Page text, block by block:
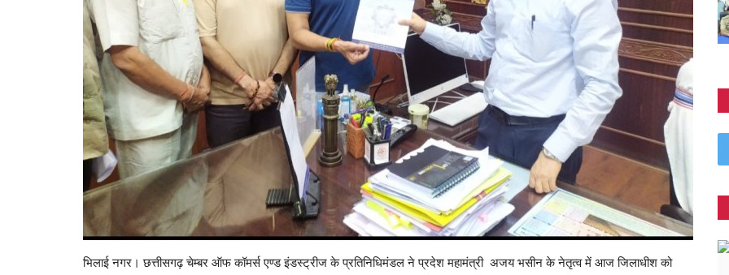
भिलाई नगर। छत्तीसगढ़ चेम्बर ऑफ कॉमर्स एण्ड इंडस्ट्रीज के प्रतिनिधिमंडल ने प्रदेश महामंत्री अजय भसीन के नेतृत्व में आज जिलाधीश को